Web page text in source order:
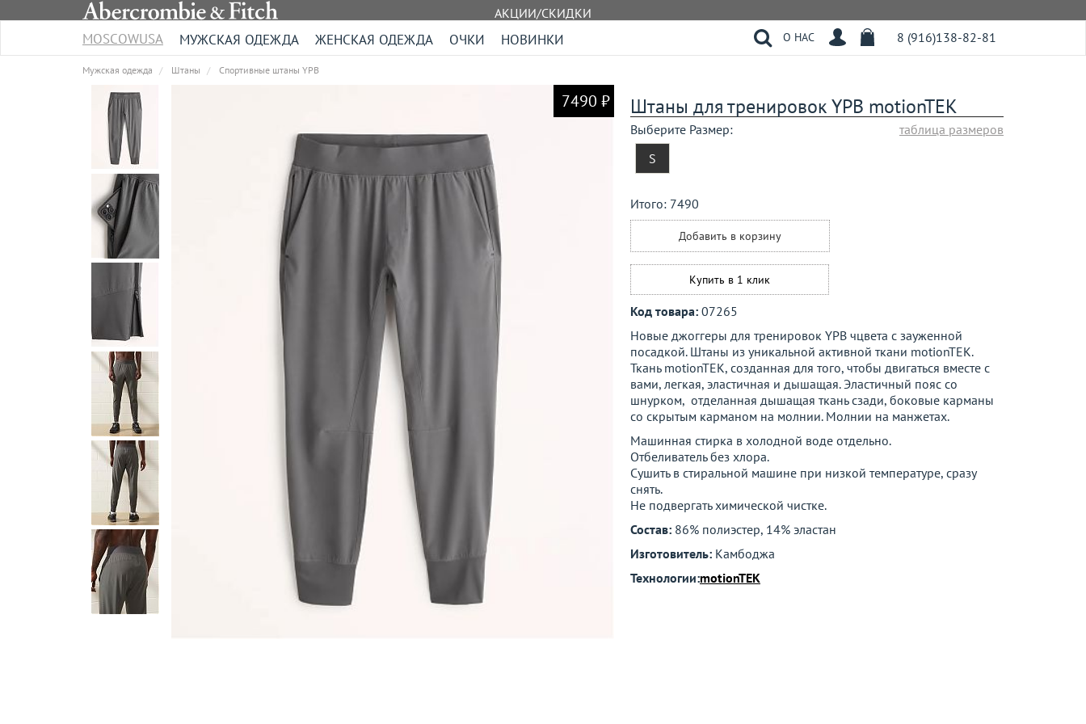
АКЦИИ/СКИДКИ
MOSCOWUSA МУЖСКАЯ ОДЕЖДА ЖЕНСКАЯ ОДЕЖДА ОЧКИ НОВИНКИ О НАС 8 (916)138-82-81
Мужская одежда Штаны Спортивные штаны YPB
7490 ₽ Штаны для тренировок YPB motionTEK
Выберите Размер:
S
таблица размеров
Итого: 7490
Добавить в корзину
Купить в 1 клик
Код товара: 07265
Новые джоггеры для тренировок YPB чцвета с зауженной
посадкой. Штаны из уникальной активной ткани motionTEK.
Ткань motionTEK, созданная для того, чтобы двигаться вместе с
вами, легкая, эластичная и дышащая. Эластичный пояс со
шнурком, отделанная дышащая ткань сзади, боковые карманы
со скрытым карманом на молнии. Молнии на манжетах.
Машинная стирка в холодной воде отдельно.
Отбеливатель без хлора.
Сушить в стиральной машине при низкой температуре, сразу
снять.
Не подвергать химической чистке.
Состав: 86% полиэстер, 14% эластан
Изготовитель: Камбоджа
Технологии:motionTEK